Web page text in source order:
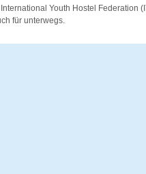
Youth Hostel Federation
für unterwegs.